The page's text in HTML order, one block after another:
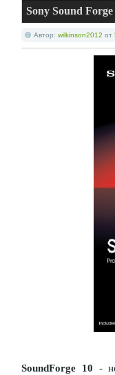
Sony Sound
Автор: wilkinson2012 от
SoundForge 10 -